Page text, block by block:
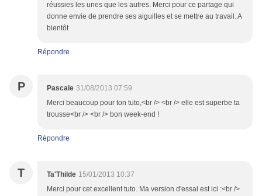
réussies les unes que les autres. Merci pour ce partage qui
donne envie de prendre ses aiguilles et se mettre au travail. A
bientôt
Répondre
P Pascale 31/08/2013 07:59
Merci beaucoup pour ton tuto,<br /> <br /> elle est superbe ta
trousse<br /> <br /> bon week-end !
Répondre
T Ta'Thilde 15/01/2013 10:37
Merci pour cet excellent tuto. Ma version d'essai est ici :<br />